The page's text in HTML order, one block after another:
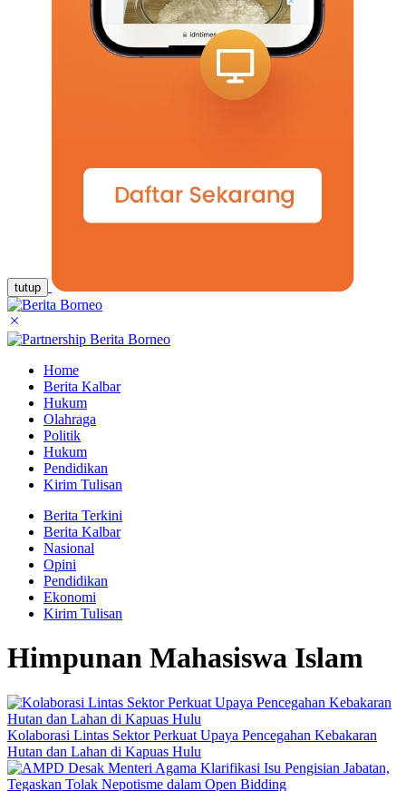
tutup
Home
Berita Kalbar
Hukum
Olahraga
Politik
Hukum
Pendidikan
Kirim Tulisan
Berita Terkini
Berita Kalbar
Nasional
Opini
Pendidikan
Ekonomi
Kirim Tulisan
Himpunan Mahasiswa Islam
Kolaborasi Lintas Sektor Perkuat Upaya Pencegahan Kebakaran
Hutan dan Lahan di Kapuas Hulu